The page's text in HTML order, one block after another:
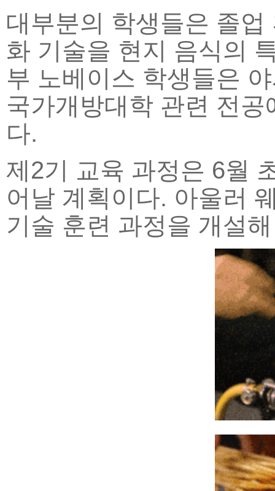
대부분의 학생들은 졸
화 기술을 현지 음식의
부 노베이스 학생들은
국가개방대학 관련 전
다.
제2기 교육 과정은 6월
어날 계획이다. 아울러
기술 훈련 과정을 개설